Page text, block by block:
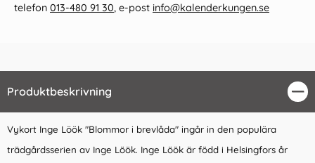
telefon 013-480 91 30, e-post info@kalenderkungen.se
Produktbeskrivning
Vykort Inge Löök "Blommor i brevlåda" ingår in den populära
trädgårdsserien av Inge Löök. Inge Löök är född i Helsingfors år